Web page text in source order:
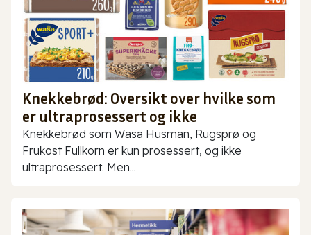
Knekkebrød: Oversikt over hvilke som
er ultraprosessert og ikke
Knekkebrød som Wasa Husman, Rugsprø og
Frukost Fullkorn er kun prosessert, og ikke
ultraprosessert. Men...